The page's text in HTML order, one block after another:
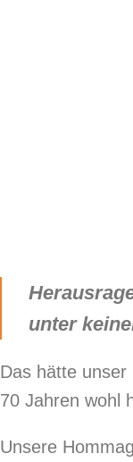
unter
Das hätte unser
70 Jahren wohl
Unsere